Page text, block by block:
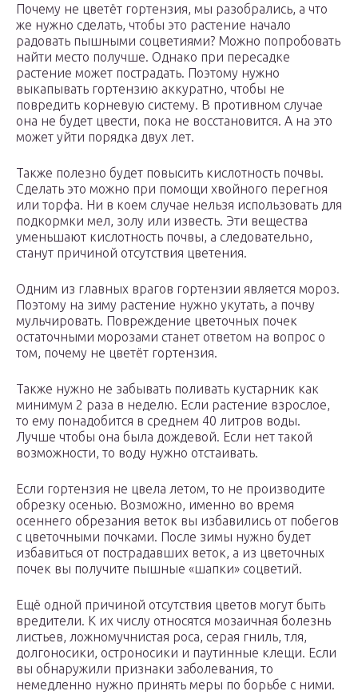
Почему не цветёт гортензия, мы разобрались, а что
же нужно сделать, чтобы это растение начало
радовать пышными соцветиями? Можно попробовать
найти место получше. Однако при пересадке
растение может пострадать. Поэтому нужно
выкапывать гортензию аккуратно, чтобы не
повредить корневую систему. В противном случае
она не будет цвести, пока не восстановится. А на это
может уйти порядка двух лет.
Также полезно будет повысить кислотность почвы.
Сделать это можно при помощи хвойного перегноя
или торфа. Ни в коем случае нельзя использовать для
подкормки мел, золу или известь. Эти вещества
уменьшают кислотность почвы, а следовательно,
станут причиной отсутствия цветения.
Одним из главных врагов гортензии является мороз.
Поэтому на зиму растение нужно укутать, а почву
мульчировать. Повреждение цветочных почек
остаточными морозами станет ответом на вопрос о
том, почему не цветёт гортензия.
Также нужно не забывать поливать кустарник как
минимум 2 раза в неделю. Если растение взрослое,
то ему понадобится в среднем 40 литров воды.
Лучше чтобы она была дождевой. Если нет такой
возможности, то воду нужно отстаивать.
Если гортензия не цвела летом, то не производите
обрезку осенью. Возможно, именно во время
осеннего обрезания веток вы избавились от побегов
с цветочными почками. После зимы нужно будет
избавиться от пострадавших веток, а из цветочных
почек вы получите пышные «шапки» соцветий.
Ещё одной причиной отсутствия цветов могут быть
вредители. К их числу относятся мозаичная болезнь
листьев, ложномучнистая роса, серая гниль, тля,
долгоносики, остроносики и паутинные клещи. Если
вы обнаружили признаки заболевания, то
немедленно нужно принять меры по борьбе с ними.